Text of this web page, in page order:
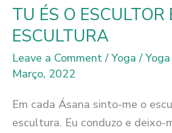
TEUS
“SALTOS”?
TU ÉS O ESCULTOR
ESCULTURA
Leave a Comment /Yoga /
Março, 2022
Em cada Ásana sinto-me o
escultura. Eu conduzo e deixo-